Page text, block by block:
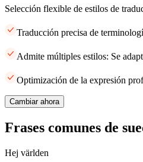
Selección flexible de estilos de
Traducción precisa de
Admite múltiples estilos: Se
Optimización de la expresión
Cambiar ahora
Frases comunes de
Hej världen